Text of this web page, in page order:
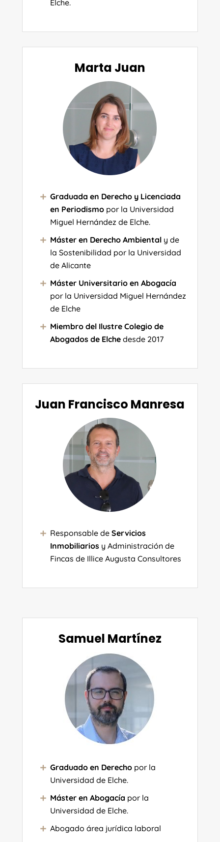
Elche.
Marta Juan
Graduada en Derecho y Licenciada
en Periodismopor la Universidad
Miguel Hernández de Elche.
Máster en Derecho Ambientaly de
la Sostenibilidad por la Universidad
de Alicante
Máster Universitario en Abogacía
por la Universidad Miguel Hernández
de Elche
Miembro del Ilustre Colegio de
Abogados de Elchedesde 2017
Juan Francisco Manresa
Responsable de Servicios
Inmobiliariosy Administración de
Fincas de Illice Augusta Consultores
Samuel Martínez
Graduado en Derechopor la
Universidad de Elche.
Máster en Abogacía por la
Universidad de Elche.
Abogado área jurídica laboral